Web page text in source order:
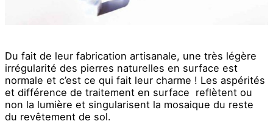
Du fait de leur fabrication artisanale, une très légère
irrégularité des pierres naturelles en surface est
normale et c’est ce qui fait leur charme ! Les aspérités
et différence de traitement en surface reflètent ou
non la lumière et singularisent la mosaique du reste
du revêtement de sol.